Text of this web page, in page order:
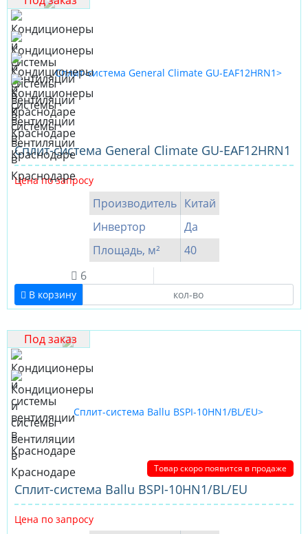
Cплит-система General Climate GU-EAF12HRN1
Цена по запросу
Производитель Китай
Инвертор
Да
Площадь, м²
40
6
В корзину
Под заказ
Товар скоро появится в продаже
Сплит-система Ballu BSPI-10HN1/BL/EU
Цена по запросу